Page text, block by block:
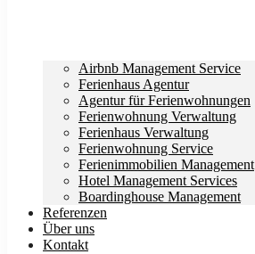
Airbnb Management Service
Ferienhaus Agentur
Agentur für Ferienwohnungen
Ferienwohnung Verwaltung
Ferienhaus Verwaltung
Ferienwohnung Service
Ferienimmobilien Management
Hotel Management Services
Boardinghouse Management
Referenzen
Über uns
Kontakt